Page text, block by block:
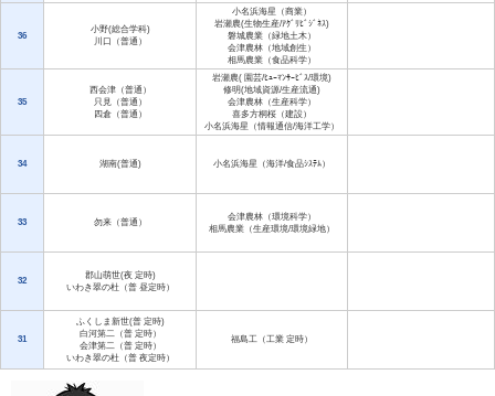
36
小野(総合学科)
川口（普通）
小名浜海星（商業）
岩瀬農(生物生産/ｱｸﾞﾘﾋﾞｼﾞﾈｽ)
磐城農業（緑地土木）
会津農林（地域創生）
相馬農業（食品科学）
35
西会津（普通）
只見（普通）
四倉（普通）
岩瀬農( 園芸/ﾋｭｰﾏﾝｻｰﾋﾞｽ/環境)
修明(地域資源/生産流通)
会津農林（生産科学）
喜多方桐桜（建設）
小名浜海星（情報通信/海洋工学）
34 湖南(普通) 小名浜海星（海洋/食品ｼｽﾃﾑ）
33 勿来（普通）
会津農林（環境科学）
相馬農業（生産環境/環境緑地）
32
郡山萌世(夜 定時)
いわき翠の杜（普 昼定時）
31
ふくしま新世(普 定時)
白河第二（普 定時）
会津第二（普 定時）
いわき翠の杜（普 夜定時）
福島工（工業 定時）